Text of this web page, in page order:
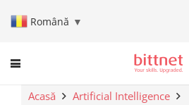
Română ▼
Acasă
Artificial Intelligence